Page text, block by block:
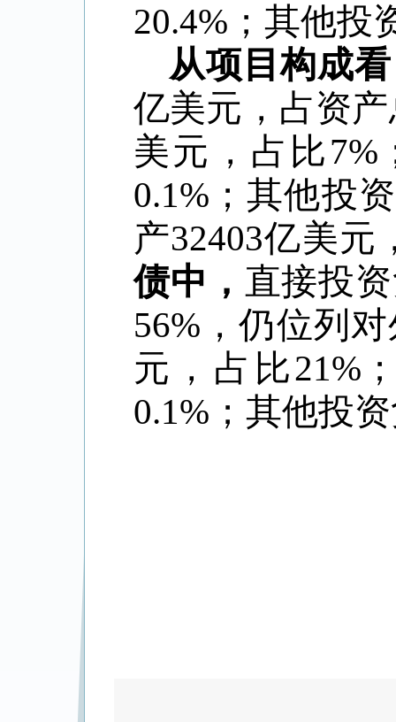
20.4%；其他投
从项目构成
亿美元，占资
美元，占比
0.1%；其他投
产32403亿美
债中， 直接投
56%，仍位列
元，占比21%
0.1%；其他投